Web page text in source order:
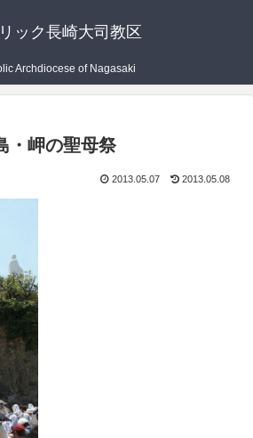
ック長崎大司教区
Archdiocese of Nagasaki
岬の聖母祭
2013.05.07 2013.05.08